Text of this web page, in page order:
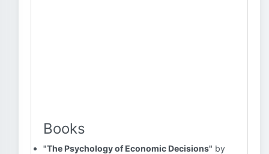
Books
"The Psychology of Economic Decisions" by